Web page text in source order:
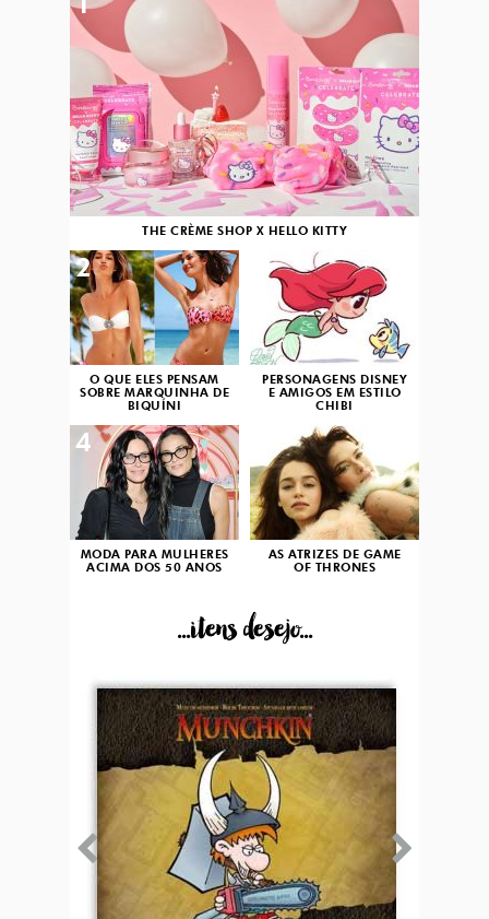
THE CRÈME SHOP X HELLO KITTY
1
O QUE ELES PENSAM
SOBRE MARQUINHA DE
BIQUÍNI
2
PERSONAGENS DISNEY
E AMIGOS EM ESTILO
CHIBI
3
MODA PARA MULHERES
ACIMA DOS 50 ANOS
4
AS ATRIZES DE GAME
OF THRONES
...itens desejo...